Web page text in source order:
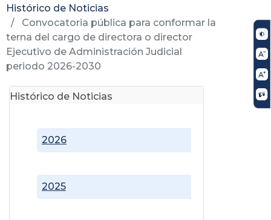
Histórico de Noticias
Convocatoria pública para conformar la
terna del cargo de directora o director
Ejecutivo de Administración Judicial
periodo 2026-2030
Histórico de Noticias
2025
2026